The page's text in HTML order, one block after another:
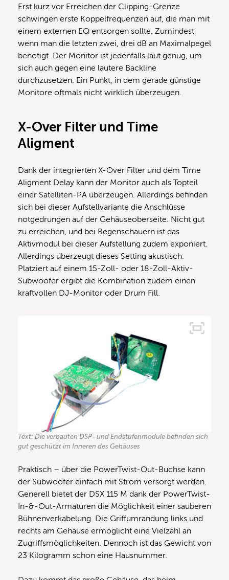
Erst kurz vor Erreichen der Clipping-Grenze
schwingen erste Koppelfrequenzen auf, die man mit
einem externen EQ entsorgen sollte. Zumindest
wenn man die letzten zwei, drei dB an Maximalpegel
benötigt. Der Monitor ist jedenfalls laut genug, um
sich auch gegen eine lautere Backline
durchzusetzen. Ein Punkt, in dem gerade günstige
Monitore oftmals nicht wirklich überzeugen.
X-Over Filter und Time
Aligment
Dank der integrierten X-Over Filter und dem Time
Aligment Delay kann der Monitor auch als Topteil
einer Satelliten-PA überzeugen. Allerdings befinden
sich bei dieser Aufstellvariante die Anschlüsse
notgedrungen auf der Gehäuseoberseite. Nicht gut
zu erreichen, und bei Regenschauern ist das
Aktivmodul bei dieser Aufstellung zudem exponiert.
Allerdings überzeugt dieses Setting akustisch.
Platziert auf einem 15-Zoll- oder 18-Zoll-Aktiv-
Subwoofer ergibt die Kombination zudem einen
kraftvollen DJ-Monitor oder Drum Fill.
Text: Die verbauten DSP- und Endstufenmodule befinden sich
gut geschützt im Inneren des Gehäuses
Praktisch – über die PowerTwist-Out-Buchse kann
der Subwoofer einfach mit Strom versorgt werden.
Generell bietet der DSX 115 M dank der PowerTwist-
In-&-Out-Armaturen die Möglichkeit einer sauberen
Bühnenverkabelung. Die Griffumrandung links und
rechts am Gehäuse ermöglicht eine Vielzahl an
Zugriffsmöglichkeiten. Dennoch ist das Gewicht von
23 Kilogramm schon eine Hausnummer.